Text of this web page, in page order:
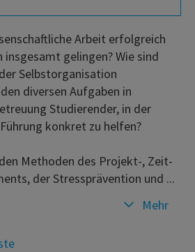
Arbeit erfolgreich
insgesamt gelingen? Wie sind
Selbstorganisation
diversen Aufgaben in
Studierender, in der
konkret zu helfen?
Methoden des Projekt-, Zeit-
der Stressprävention und ...
Mehr